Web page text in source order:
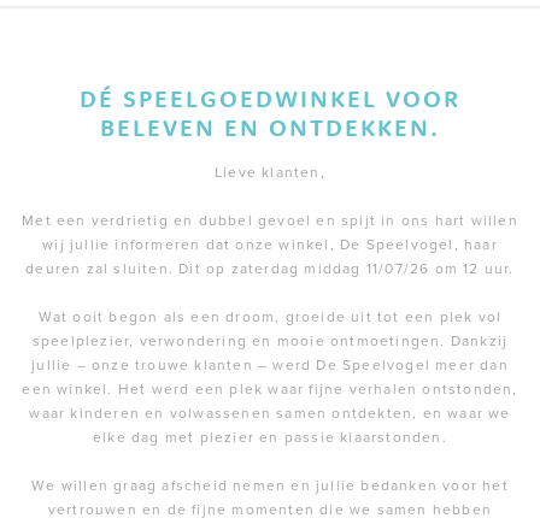
DÉ SPEELGOEDWINKEL VOOR
BELEVEN EN ONTDEKKEN.
Lieve klanten,
Met een verdrietig en dubbel gevoel en spijt in ons hart willen
wij jullie informeren dat onze winkel, De Speelvogel, haar
deuren zal sluiten. Dit op zaterdag middag 11/07/26 om 12 uur.
Wat ooit begon als een droom, groeide uit tot een plek vol
speelplezier, verwondering en mooie ontmoetingen. Dankzij
jullie – onze trouwe klanten – werd De Speelvogel meer dan
een winkel. Het werd een plek waar fijne verhalen ontstonden,
waar kinderen en volwassenen samen ontdekten, en waar we
elke dag met plezier en passie klaarstonden.
We willen graag afscheid nemen en jullie bedanken voor het
vertrouwen en de fijne momenten die we samen hebben